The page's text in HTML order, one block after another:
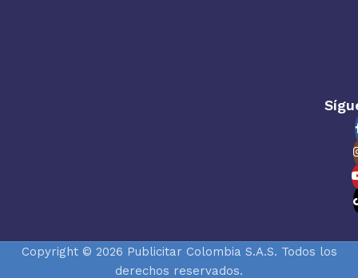
Copyright © 2026 Publicitar Colombia S.A.S. Todos los
derechos reservados.